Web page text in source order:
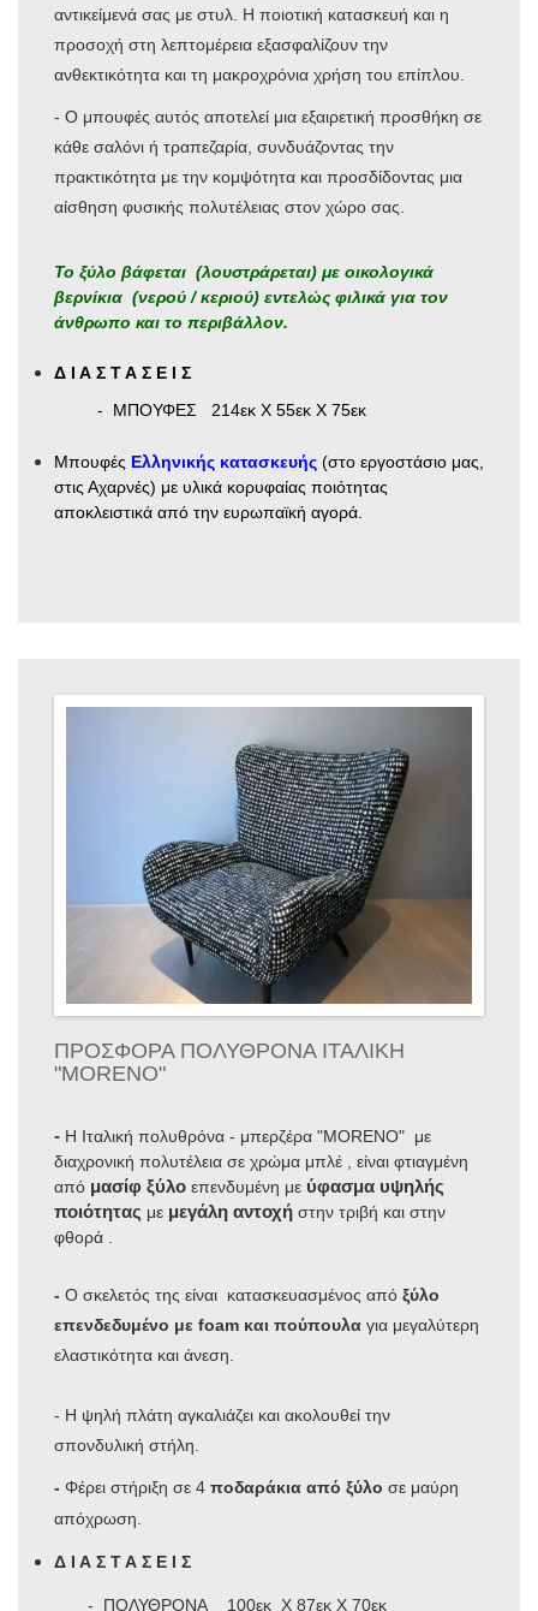
αντικείμενά σας με στυλ. Η ποιοτική κατασκευή και η
προσοχή στη λεπτομέρεια εξασφαλίζουν την
ανθεκτικότητα και τη μακροχρόνια χρήση του επίπλου.
- Ο μπουφές αυτός αποτελεί μια εξαιρετική προσθήκη σε
κάθε σαλόνι ή τραπεζαρία, συνδυάζοντας την
πρακτικότητα με την κομψότητα και προσδίδοντας μια
αίσθηση φυσικής πολυτέλειας στον χώρο σας.
Το ξύλο βάφεται (λουστράρεται) με οικολογικά
βερνίκια (νερού / κεριού) εντελώς φιλικά για τον
άνθρωπο και το περιβάλλον.
Δ Ι Α Σ Τ Α Σ Ε Ι Σ
- ΜΠΟΥΦΕΣ 214εκ Χ 55εκ Χ 75εκ
Μπουφές Ελληνικής κατασκευής (στο εργοστάσιο μας,
στις Αχαρνές) με υλικά κορυφαίας ποιότητας
αποκλειστικά από την ευρωπαϊκή αγορά.
ΠΡΟΣΦΟΡΑ ΠΟΛΥΘΡΟΝΑ ΙΤΑΛΙΚΗ
"MORENO"
- Η Ιταλική πολυθρόνα - μπερζέρα "MORENO" με
διαχρονική πολυτέλεια σε χρώμα μπλέ , είναι φτιαγμένη
από μασίφ ξύλο επενδυμένη με ύφασμα υψηλής
ποιότητας με μεγάλη αντοχή στην τριβή και στην
φθορά .
- O σκελετός της είναι κατασκευασμένος από ξύλο
επενδεδυμένο με foam και πούπουλα για μεγαλύτερη
ελαστικότητα και άνεση.
- Η ψηλή πλάτη αγκαλιάζει και ακολουθεί την
σπονδυλική στήλη.
- Φέρει στήριξη σε 4 ποδαράκια από ξύλο σε μαύρη
απόχρωση.
Δ Ι Α Σ Τ Α Σ Ε Ι Σ
- ΠΟΛΥΘΡΟΝΑ 100εκ Χ 87εκ Χ 70εκ